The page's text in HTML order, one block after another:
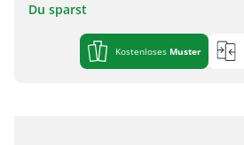
Du sparst
Kostenloses Muster